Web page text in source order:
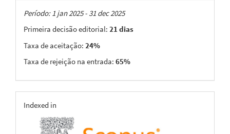
Taxas
Período: 1 jan 2025 - 31 dec 2025
Primeira decisão editorial: 21 dias
Taxa de aceitação: 24%
Taxa de rejeição na entrada: 65%
indexing
Indexed in